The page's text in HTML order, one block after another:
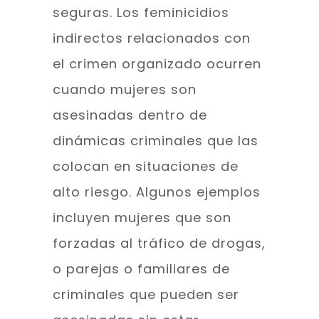
seguras. Los feminicidios
indirectos relacionados con
el crimen organizado ocurren
cuando mujeres son
asesinadas dentro de
dinámicas criminales que las
colocan en situaciones de
alto riesgo. Algunos ejemplos
incluyen mujeres que son
forzadas al tráfico de drogas,
o parejas o familiares de
criminales que pueden ser